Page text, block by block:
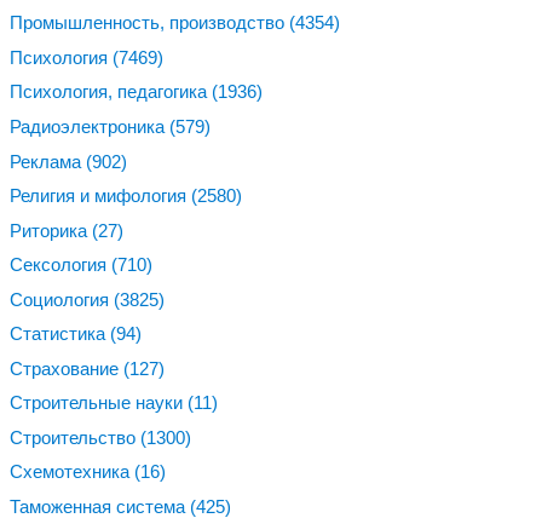
Промышленность, производство (4354)
Психология (7469)
Психология, педагогика (1936)
Радиоэлектроника (579)
Реклама (902)
Религия и мифология (2580)
Риторика (27)
Сексология (710)
Социология (3825)
Статистика (94)
Страхование (127)
Строительные науки (11)
Строительство (1300)
Схемотехника (16)
Таможенная система (425)